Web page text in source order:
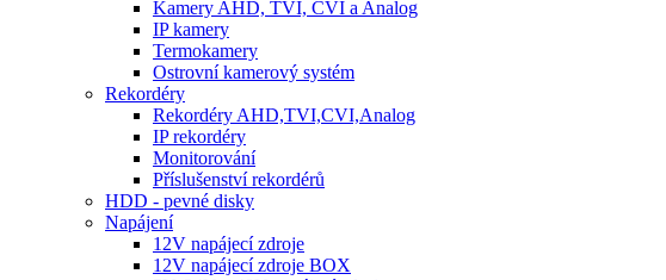
Kamery AHD, TVI, CVI a Analog
IP kamery
Termokamery
Ostrovní kamerový systém
Rekordéry
Rekordéry AHD,TVI,CVI,Analog
IP rekordéry
Monitorování
Příslušenství rekordérů
HDD - pevné disky
Napájení
12V napájecí zdroje
12V napájecí zdroje BOX